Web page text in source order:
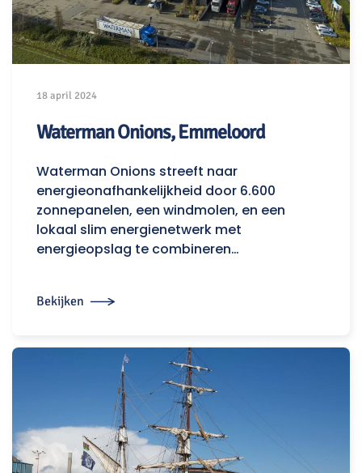
18 april 2024
Waterman Onions, Emmeloord
Waterman Onions streeft naar
energieonafhankelijkheid door 6.600
zonnepanelen, een windmolen, en een
lokaal slim energienetwerk met
energieopslag te combineren…
Bekijken